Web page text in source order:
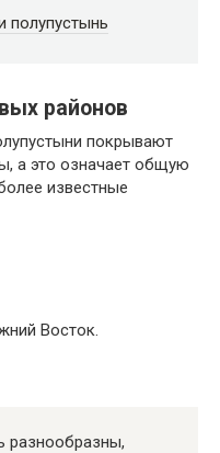
полупустынь
районов
покрывают
а это означает общую
известные
Восток.
разнообразны,